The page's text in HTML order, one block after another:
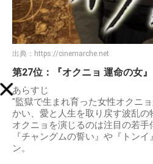
出典： https://cinemarche.net
第27位：『オクニョ 運命の女』
あらすじ
"監獄で生まれ育った女性オクニ
かい、愛と人生を取り戻す波乱の
オクニョを演じるのは注目の若
『チャングムの誓い』や『トン
ン。